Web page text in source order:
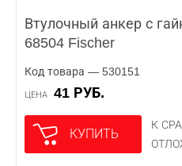
Втулочный анкер с
68504 Fischer
Код товара — 530151
ЦЕНА 41 РУБ.
КУПИТЬ
К